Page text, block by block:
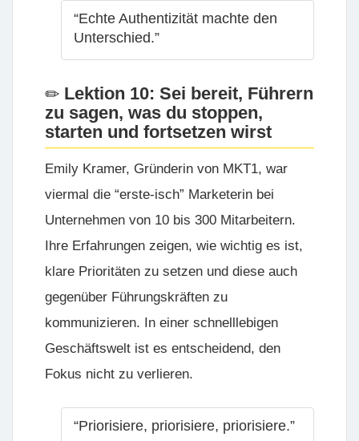
“Echte Authentizität machte den
Unterschied.”
Lektion 10: Sei bereit, Führern
zu sagen, was du stoppen,
starten und fortsetzen wirst
Emily Kramer, Gründerin von MKT1, war
viermal die “erste-isch” Marketerin bei
Unternehmen von 10 bis 300 Mitarbeitern.
Ihre Erfahrungen zeigen, wie wichtig es ist,
klare Prioritäten zu setzen und diese auch
gegenüber Führungskräften zu
kommunizieren. In einer schnelllebigen
Geschäftswelt ist es entscheidend, den
Fokus nicht zu verlieren.
“Priorisiere, priorisiere, priorisiere.”